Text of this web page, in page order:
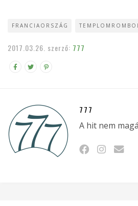
FRANCIAORSZÁG
2017.03.26. szerző: 777
777
A hit nem